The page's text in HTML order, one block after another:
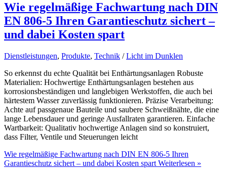
Wie regelmäßige Fachwartung nach DIN
EN 806-5 Ihren Garantieschutz sichert –
und dabei Kosten spart
Dienstleistungen, Produkte, Technik /Licht im Dunklen
So erkennst du echte Qualität bei Enthärtungsanlagen Robuste
Materialien: Hochwertige Enthärtungsanlagen bestehen aus
korrosionsbeständigen und langlebigen Werkstoffen, die auch bei
härtestem Wasser zuverlässig funktionieren. Präzise Verarbeitung:
Achte auf passgenaue Bauteile und saubere Schweißnähte, die eine
lange Lebensdauer und geringe Ausfallraten garantieren. Einfache
Wartbarkeit: Qualitativ hochwertige Anlagen sind so konstruiert,
dass Filter, Ventile und Steuerungen leicht
Wie regelmäßige Fachwartung nach DIN EN 806-5 Ihren
Garantieschutz sichert – und dabei Kosten spart Weiterlesen »